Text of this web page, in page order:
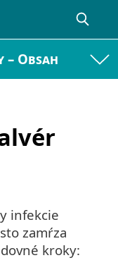
– Obsah
infekcie
zamŕza
kroky: